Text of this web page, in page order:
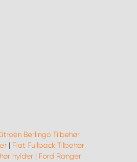
Berlingo Tilbehør
| Fiat Fullback Tilbehør
hylder | Ford Ranger